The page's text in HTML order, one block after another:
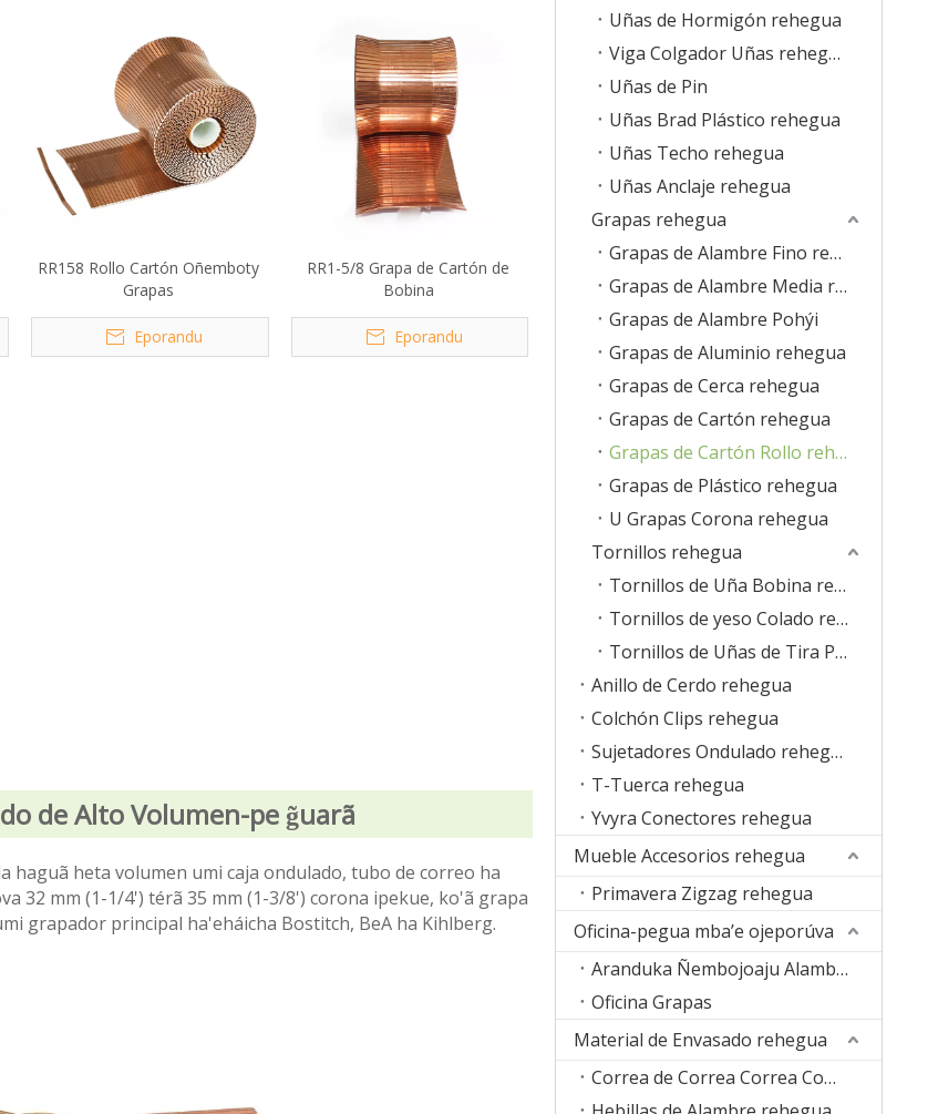
RR158 Rollo Cartón Oñemboty
Grapas
Eporandu
RR1-5/8 Grapa de Cartón de
Bobina
Eporandu
de Alto Volumen-pe g̃uarã
haguã heta volumen umi caja ondulado, tubo de correo ha
32 mm (1-1/4') térã 35 mm (1-3/8') corona ipekue, ko'ã grapa
grapador principal ha'eháicha Bostitch, BeA ha Kihlberg.
Uñas de Hormigón rehegua
Viga Colgador Uñas rehegua
Uñas de Pin
Uñas Brad Plástico rehegua
Uñas Techo rehegua
Uñas Anclaje rehegua
Grapas rehegua
Grapas de Alambre Fino rehegua
Grapas de Alambre Media rehegua
Grapas de Alambre Pohýi
Grapas de Aluminio rehegua
Grapas de Cerca rehegua
Grapas de Cartón rehegua
Grapas de Cartón Rollo rehegua
Grapas de Plástico rehegua
U Grapas Corona rehegua
Tornillos rehegua
Tornillos de Uña Bobina rehegua
Tornillos de yeso Colado rehegua
Tornillos de Uñas de Tira Plástica rehegua
Anillo de Cerdo rehegua
Colchón Clips rehegua
Sujetadores Ondulado rehegua
T-Tuerca rehegua
Yvyra Conectores rehegua
Mueble Accesorios rehegua
Primavera Zigzag rehegua
Oficina-pegua mba’e ojeporúva
Aranduka Ñembojoaju Alambre
Oficina Grapas
Material de Envasado rehegua
Correa de Correa Correa Compuesta rehegua